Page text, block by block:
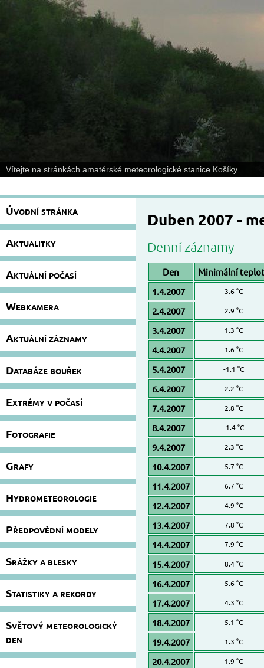
Vítejte na stránkách amatérské meteorologické stanice Košíky
Úvodní stránka
Aktualitky
Aktuální počasí
Webkamera
Aktuální záznamy
Databáze bouřek
Extrémy v počasí
Fotografie
Grafy
Hydrometeorologie
Předpovědní modely
Srážky a blesky
Statistiky a rekordy
Světový meteorologický
den
Duben 2007 -
Denní záznamy
Den
Minimální
1.4.2007
3.6 °C
2.4.2007 2.9 °C
3.4.2007 1.3 °C
4.4.2007 1.6 °C
5.4.2007 -1.1 °C
6.4.2007 2.2 °C
7.4.2007 2.8 °C
8.4.2007 -1.4 °C
9.4.2007 2.3 °C
10.4.2007 5.7 °C
11.4.2007 6.7 °C
12.4.2007 4.9 °C
13.4.2007 7.8 °C
14.4.2007 7.9 °C
15.4.2007 8.4 °C
16.4.2007 5.6 °C
17.4.2007 4.3 °C
18.4.2007 5.1 °C
19.4.2007 1.3 °C
20.4.2007 1.9 °C